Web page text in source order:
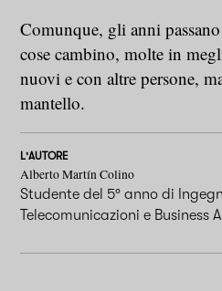
Comunque, gli anni
cose cambino, molte in
nuovi e con altre persone,
mantello.
L'AUTORE
Alberto Martín Colino
Studente del 5° anno di
Telecomunicazioni e Business